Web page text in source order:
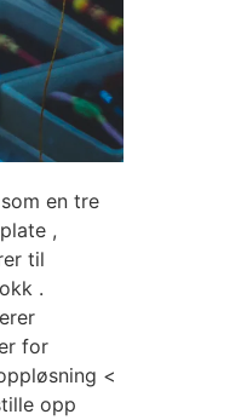
en tre
,
til
.
for
<
opp